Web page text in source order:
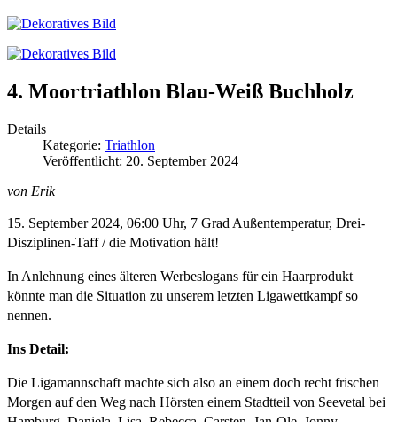
4. Moortriathlon Blau-Weiß Buchholz
Details
Kategorie: Triathlon
Veröffentlicht: 20. September 2024
von Erik
15. September 2024, 06:00 Uhr, 7 Grad Außentemperatur, Drei-
Disziplinen-Taff / die Motivation hält!
In Anlehnung eines älteren Werbeslogans für ein Haarprodukt
könnte man die Situation zu unserem letzten Ligawettkampf so
nennen.
Ins Detail:
Die Ligamannschaft machte sich also an einem doch recht frischen
Morgen auf den Weg nach Hörsten einem Stadtteil von Seevetal bei